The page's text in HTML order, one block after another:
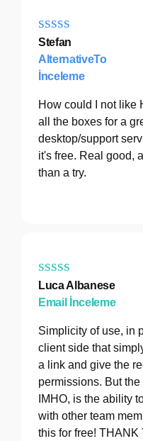
Stefan
AlternativeTo
İnceleme
How could I not like
all the boxes for a
desktop/support
it's free. Real good,
than a try.
Luca Albanese
Email İnceleme
Simplicity of use, in
client side that
a link and give the
permissions. But the
IMHO, is the ability
with other team
this for free! THANK